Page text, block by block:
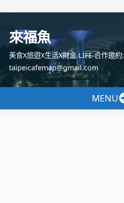
容
來福魚
美食X旅遊X生活X財金 LIFE 合作邀約:
taipeicafemap@gmail.com
MENU